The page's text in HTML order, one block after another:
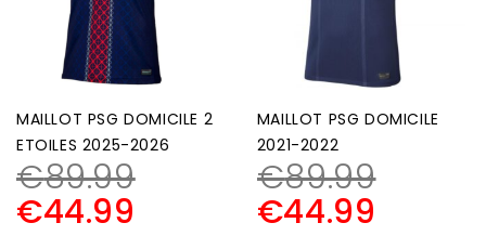
MAILLOT PSG DOMICILE 2
ETOILES 2025-2026
€89.99
€44.99
MAILLOT PSG DOMICILE
2021-2022
€89.99
€44.99